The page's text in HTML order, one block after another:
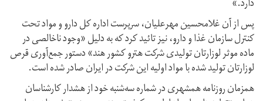
دارد.»
پس از آن غلامحسین مهرعلیان، سرپرست اداره کل دارو و مواد تحت
کنترل سازمان غذا و دارو، نیز تائید کرد که به دلیل «وجود ناخالصی در
ماده موثر لوزارتان تولیدی شرکت هترو کشور هند» دستور جمع‌آوری قرص
لوزارتان تولید شده با مواد اولیه این شرکت در ایران صادر شده است.
همزمان روزنامه همشهری در شماره سه‌شنبه خود از هشدار کارشناسان